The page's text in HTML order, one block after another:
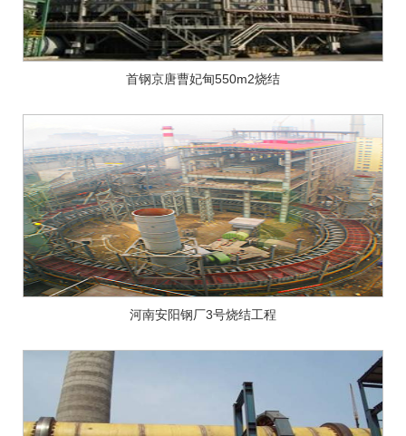
首钢京唐曹妃甸550m2烧结
河南安阳钢厂3号烧结工程